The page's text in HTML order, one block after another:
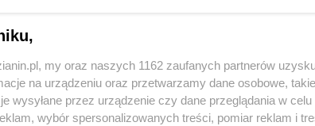
w nocy z dnia 12 na 13 sierpnia -
Śląska" rozpocznie się w poniedziałek 12
my oraz naszych 1162 zaufanych partnerów
na urządzeniu oraz przetwarzamy dane osobowe,
wysyłane przez urządzenie czy dane przeglądania w
wybór spersonalizowanych treści, pomiar reklam i